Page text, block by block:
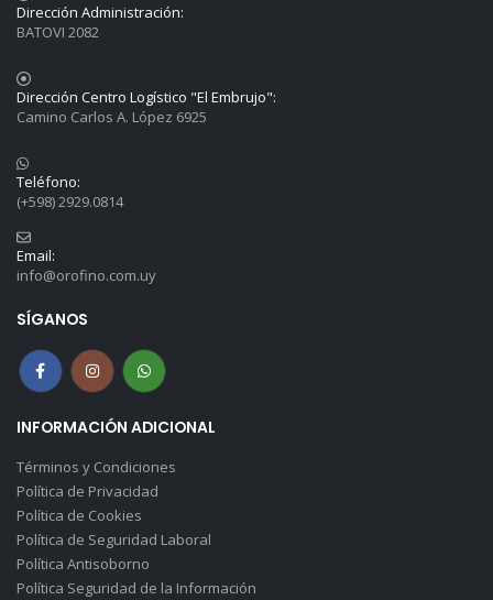
Dirección Administración:
BATOVI 2082
Dirección Centro Logístico "El Embrujo":
Camino Carlos A. López 6925
Teléfono:
(+598) 2929.0814
Email:
info@orofino.com.uy
SÍGANOS
INFORMACIÓN ADICIONAL
Términos y Condiciones
Política de Privacidad
Política de Cookies
Política de Seguridad Laboral
Política Antisoborno
Política Seguridad de la Información